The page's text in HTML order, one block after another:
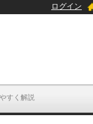
すく解説
ログイン